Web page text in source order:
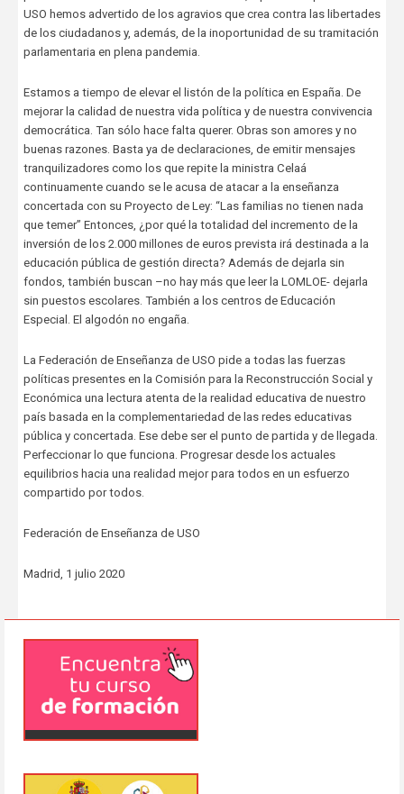
USO hemos advertido de los agravios que crea contra las libertades
de los ciudadanos y, además, de la inoportunidad de su tramitación
parlamentaria en plena pandemia.
Estamos a tiempo de elevar el listón de la política en España. De
mejorar la calidad de nuestra vida política y de nuestra convivencia
democrática. Tan sólo hace falta querer. Obras son amores y no
buenas razones. Basta ya de declaraciones, de emitir mensajes
tranquilizadores como los que repite la ministra Celaá
continuamente cuando se le acusa de atacar a la enseñanza
concertada con su Proyecto de Ley: “Las familias no tienen nada
que temer” Entonces, ¿por qué la totalidad del incremento de la
inversión de los 2.000 millones de euros prevista irá destinada a la
educación pública de gestión directa? Además de dejarla sin
fondos, también buscan –no hay más que leer la LOMLOE- dejarla
sin puestos escolares. También a los centros de Educación
Especial. El algodón no engaña.
La Federación de Enseñanza de USO pide a todas las fuerzas
políticas presentes en la Comisión para la Reconstrucción Social y
Económica una lectura atenta de la realidad educativa de nuestro
país basada en la complementariedad de las redes educativas
pública y concertada. Ese debe ser el punto de partida y de llegada.
Perfeccionar lo que funciona. Progresar desde los actuales
equilibrios hacia una realidad mejor para todos en un esfuerzo
compartido por todos.
Federación de Enseñanza de USO
Madrid, 1 julio 2020